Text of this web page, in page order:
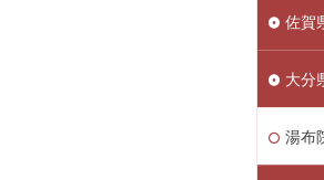
佐賀
大分
湯布